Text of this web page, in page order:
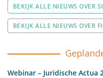
BEKIJK ALLE NIEUWS OVER
BEKIJK ALLE NIEUWS OVER
Webinar – Juridische Actua